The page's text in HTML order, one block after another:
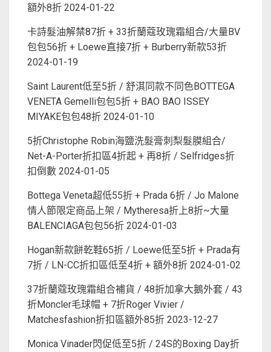
額外8折 2024-01-22
卡詩髮油解禁87折 + 33折蘭蔻玫瑰霜組合/大量BV
包包56折 + Loewe直接7折 + Burberry新款53折
2024-01-19
Saint Laurent低至5折 / 舒淇同款不同色BOTTEGA
VENETA Gemelli包包5折 + BAO BAO ISSEY
MIYAKE包包48折 2024-01-10
5折Christophe Robin海鹽洗髮膏刺梨髮膜組合/
Net-A-Porter折扣區4折起 + 再8折 / Selfridges折
扣倒數 2024-01-05
Bottega Veneta超低55折 + Prada 6折 / Jo Malone
情人節限定商品上架 / Mytheresa折上8折~大量
BALENCIAGA包包56折 2024-01-03
Hogan新款餅乾鞋65折 / Loewe低至5折 + Prada有
7折 / LN-CC折扣區低至4折 + 額外8折 2024-01-02
37折蘭蔻玫瑰霜組合補貨 / 48折加拿大鵝外套 / 43
折Moncler毛球帽 + 7折Roger Vivier /
Matchesfashion折扣區額外85折 2023-12-27
Monica Vinader閃促低至5折 / 24S的Boxing Day折